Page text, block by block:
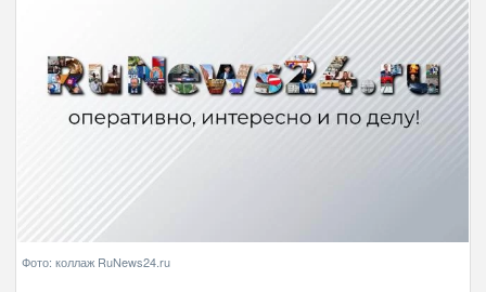
Фото: коллаж RuNews24.ru